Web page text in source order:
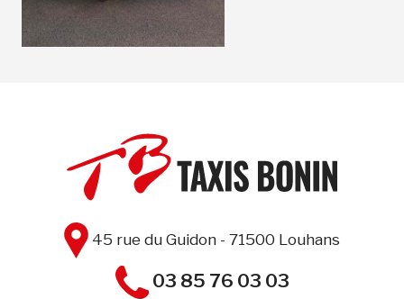
45 rue du Guidon - 71500 Louhans
03 85 76 03 03